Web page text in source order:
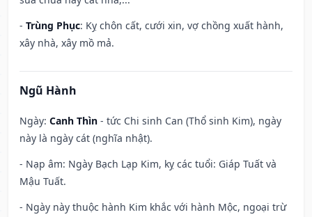
- Trùng Phục: Kỵ chôn cất, cưới xin, vợ chồng xuất hành,
xây nhà, xây mồ mả.
Ngũ Hành
Ngày: Canh Thìn - tức Chi sinh Can (Thổ sinh Kim), ngày
này là ngày cát (nghĩa nhật).
- Nạp âm: Ngày Bạch Lạp Kim, kỵ các tuổi: Giáp Tuất và
Mậu Tuất.
- Ngày này thuộc hành Kim khắc với hành Mộc, ngoại trừ